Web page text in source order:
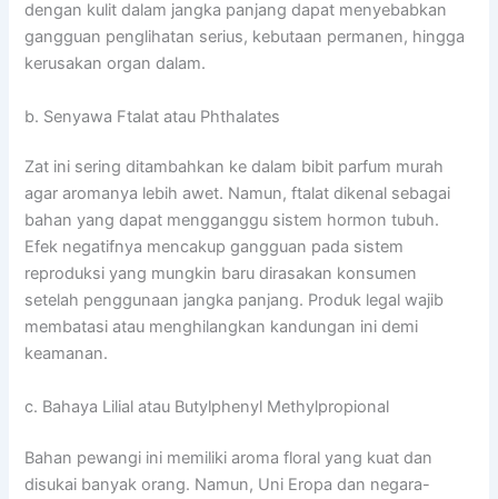
dengan kulit dalam jangka panjang dapat menyebabkan
gangguan penglihatan serius, kebutaan permanen, hingga
kerusakan organ dalam.
b. Senyawa Ftalat atau Phthalates
Zat ini sering ditambahkan ke dalam bibit parfum murah
agar aromanya lebih awet. Namun, ftalat dikenal sebagai
bahan yang dapat mengganggu sistem hormon tubuh.
Efek negatifnya mencakup gangguan pada sistem
reproduksi yang mungkin baru dirasakan konsumen
setelah penggunaan jangka panjang. Produk legal wajib
membatasi atau menghilangkan kandungan ini demi
keamanan.
c. Bahaya Lilial atau Butylphenyl Methylpropional
Bahan pewangi ini memiliki aroma floral yang kuat dan
disukai banyak orang. Namun, Uni Eropa dan negara-